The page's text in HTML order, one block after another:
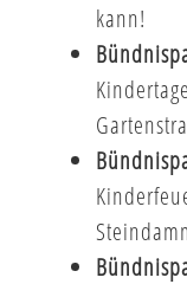
kann!